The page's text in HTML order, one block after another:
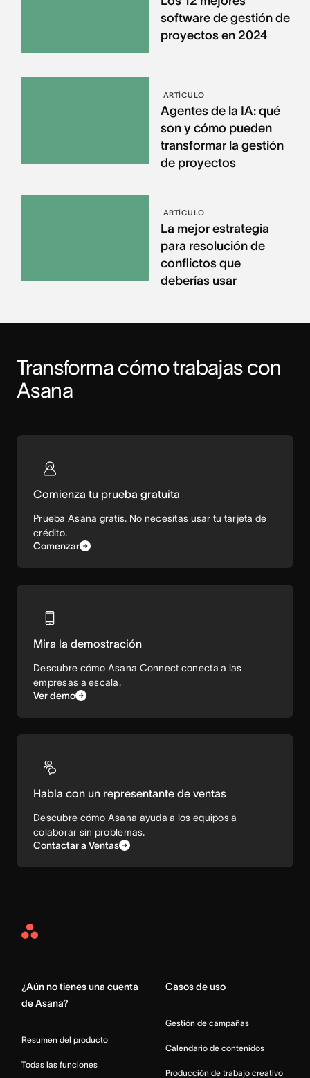
software de gestión de
proyectos en 2024
ARTÍCULO
Agentes de la IA: qué
son y cómo pueden
transformar la gestión
de proyectos
ARTÍCULO
La mejor estrategia
para resolución de
conflictos que
deberías usar
Transforma cómo trabajas con
Asana
Comienza tu prueba gratuita
Prueba Asana gratis. No necesitas usar tu tarjeta de
crédito.
Comenzar
Mira la demostración
Descubre cómo Asana Connect conecta a las
empresas a escala.
Ver demo
Habla con un representante de ventas
Descubre cómo Asana ayuda a los equipos a
colaborar sin problemas.
Contactar a Ventas
Asana
¿Aún no tienes una cuenta
de Asana?
Resumen del producto
Todas las funciones
Casos de uso
Gestión de campañas
Calendario de contenidos
Producción de trabajo creativo